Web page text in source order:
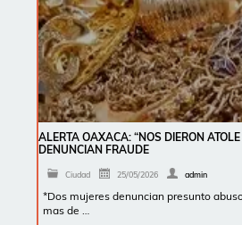
ALERTA OAXACA: “NOS DIERON ATOLE
DENUNCIAN FRAUDE
Ciudad 25/05/2026 admin
*Dos mujeres denuncian presunto
mas de …